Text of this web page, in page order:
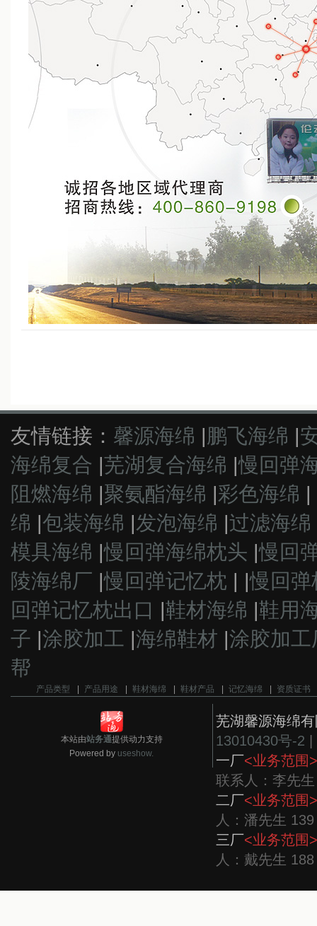
友情链接： 馨源海绵 |鹏飞海绵 |
海绵复合 |芜湖复合海绵 |慢回弹
阻燃海绵 |聚氨酯海绵 |彩色海绵 |
绵 |包装海绵 |发泡海绵 |过滤海绵
模具海绵 |慢回弹海绵枕头 |慢回
陵海绵厂 |慢回弹记忆枕 | |慢回弹
回弹记忆枕出口 |鞋材海绵 |鞋用
子 |涂胶加工 |海绵鞋材 |涂胶加工
帮
产品类型 产品用途 鞋材海绵 鞋材产品 记忆海绵 资质证书
本站由站务通提供动力支持
Powered by useshow.
芜湖馨源海绵
13010430号-2
一厂<业务范围>
联系人：李先
二厂<业务范围>
人：潘先生
三厂<业务范围>
人：戴先生